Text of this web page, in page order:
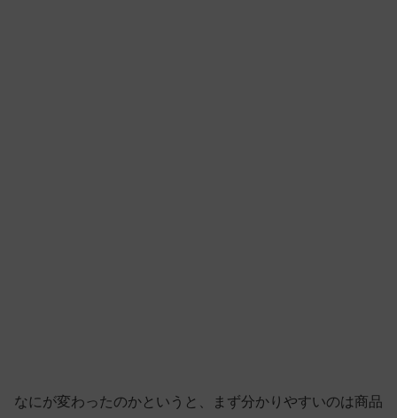
なにが変わったのかというと、まず分かりやすいのは商品